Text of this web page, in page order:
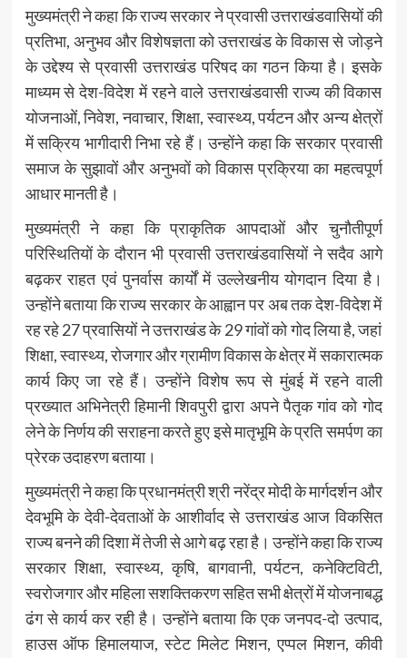
मुख्यमंत्री ने कहा कि राज्य सरकार ने प्रवासी उत्तराखंडवासियों की
प्रतिभा, अनुभव और विशेषज्ञता को उत्तराखंड के विकास से जोड़ने
के उद्देश्य से प्रवासी उत्तराखंड परिषद का गठन किया है। इसके
माध्यम से देश-विदेश में रहने वाले उत्तराखंडवासी राज्य की विकास
योजनाओं, निवेश, नवाचार, शिक्षा, स्वास्थ्य, पर्यटन और अन्य क्षेत्रों
में सक्रिय भागीदारी निभा रहे हैं। उन्होंने कहा कि सरकार प्रवासी
समाज के सुझावों और अनुभवों को विकास प्रक्रिया का महत्वपूर्ण
आधार मानती है।
मुख्यमंत्री ने कहा कि प्राकृतिक आपदाओं और चुनौतीपूर्ण
परिस्थितियों के दौरान भी प्रवासी उत्तराखंडवासियों ने सदैव आगे
बढ़कर राहत एवं पुनर्वास कार्यों में उल्लेखनीय योगदान दिया है।
उन्होंने बताया कि राज्य सरकार के आह्वान पर अब तक देश-विदेश में
रह रहे 27 प्रवासियों ने उत्तराखंड के 29 गांवों को गोद लिया है, जहां
शिक्षा, स्वास्थ्य, रोजगार और ग्रामीण विकास के क्षेत्र में सकारात्मक
कार्य किए जा रहे हैं। उन्होंने विशेष रूप से मुंबई में रहने वाली
प्रख्यात अभिनेत्री हिमानी शिवपुरी द्वारा अपने पैतृक गांव को गोद
लेने के निर्णय की सराहना करते हुए इसे मातृभूमि के प्रति समर्पण का
प्रेरक उदाहरण बताया।
मुख्यमंत्री ने कहा कि प्रधानमंत्री श्री नरेंद्र मोदी के मार्गदर्शन और
देवभूमि के देवी-देवताओं के आशीर्वाद से उत्तराखंड आज विकसित
राज्य बनने की दिशा में तेजी से आगे बढ़ रहा है। उन्होंने कहा कि राज्य
सरकार शिक्षा, स्वास्थ्य, कृषि, बागवानी, पर्यटन, कनेक्टिविटी,
स्वरोजगार और महिला सशक्तिकरण सहित सभी क्षेत्रों में योजनाबद्ध
ढंग से कार्य कर रही है। उन्होंने बताया कि एक जनपद-दो उत्पाद,
हाउस ऑफ हिमालयाज, स्टेट मिलेट मिशन, एप्पल मिशन, कीवी